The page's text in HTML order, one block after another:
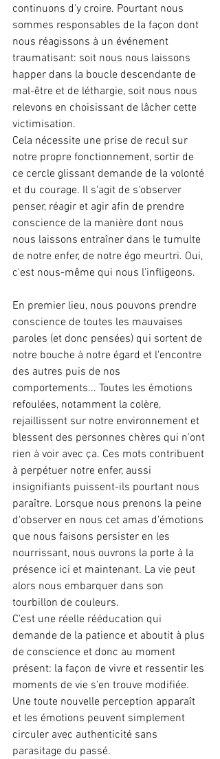
continuons d'y croire. Pourtant nous
sommes responsables de la façon dont
nous réagissons à un événement
traumatisant: soit nous nous laissons
happer dans la boucle descendante de
mal-être et de léthargie, soit nous nous
relevons en choisissant de lâcher cette
victimisation.
Cela nécessite une prise de recul sur
notre propre fonctionnement, sortir de
ce cercle glissant demande de la volonté
et du courage. Il s'agit de s'observer
penser, réagir et agir afin de prendre
conscience de la manière dont nous
nous laissons entraîner dans le tumulte
de notre enfer, de notre égo meurtri. Oui,
c'est nous-même qui nous l'infligeons.
En premier lieu, nous pouvons prendre
conscience de toutes les mauvaises
paroles (et donc pensées) qui sortent de
notre bouche à notre égard et l'encontre
des autres puis de nos
comportements... Toutes les émotions
refoulées, notamment la colère,
rejaillissent sur notre environnement et
blessent des personnes chères qui n'ont
rien à voir avec ça. Ces mots contribuent
à perpétuer notre enfer, aussi
insignifiants puissent-ils pourtant nous
paraître. Lorsque nous prenons la peine
d'observer en nous cet amas d'émotions
que nous faisons persister en les
nourrissant, nous ouvrons la porte à la
présence ici et maintenant. La vie peut
alors nous embarquer dans son
tourbillon de couleurs.
C'est une réelle rééducation qui
demande de la patience et aboutit à plus
de conscience et donc au moment
présent: la façon de vivre et ressentir les
moments de vie s'en trouve modifiée.
Une toute nouvelle perception apparaît
et les émotions peuvent simplement
circuler avec authenticité sans
parasitage du passé.